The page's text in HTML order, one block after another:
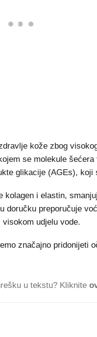
kože zbog
se molekule šećera
glikacije (AGEs), koji
kolagen i elastin,
doručku preporučuje
udjelu vode.
značajno pridonijeti
u tekstu? Kliknite